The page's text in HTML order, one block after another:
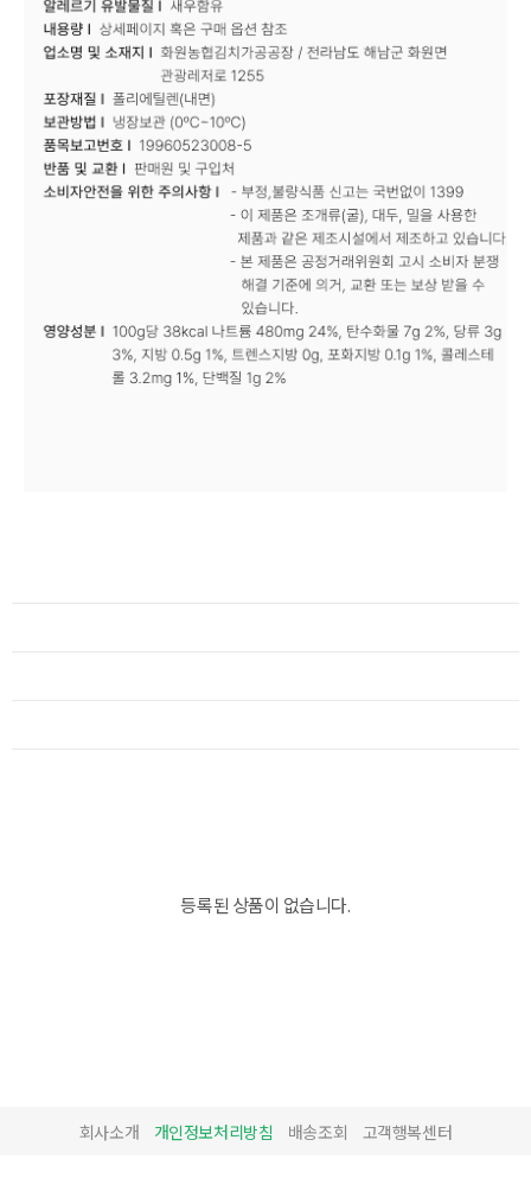
등록된 상품이 없습니다.
회사소개 개인정보처리방침 배송조회 고객행복센터